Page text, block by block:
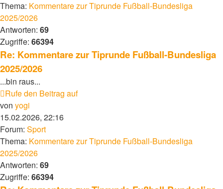
Thema: Kommentare zur Tiprunde Fußball-Bundesliga
2025/2026
Antworten: 69
Zugriffe: 66394
Re: Kommentare zur Tiprunde Fußball-Bundesliga
2025/2026
...bin raus...
Rufe den Beitrag auf
von yogi
15.02.2026, 22:16
Forum: Sport
Thema: Kommentare zur Tiprunde Fußball-Bundesliga
2025/2026
Antworten: 69
Zugriffe: 66394